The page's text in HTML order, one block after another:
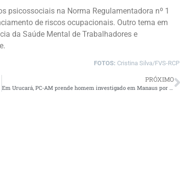
psicossociais na Norma Regulamentadora nº 1
de riscos ocupacionais. Outro tema em
da Saúde Mental de Trabalhadores e
FOTOS: Cristina Silva/FVS-RCP
PRÓXIMO